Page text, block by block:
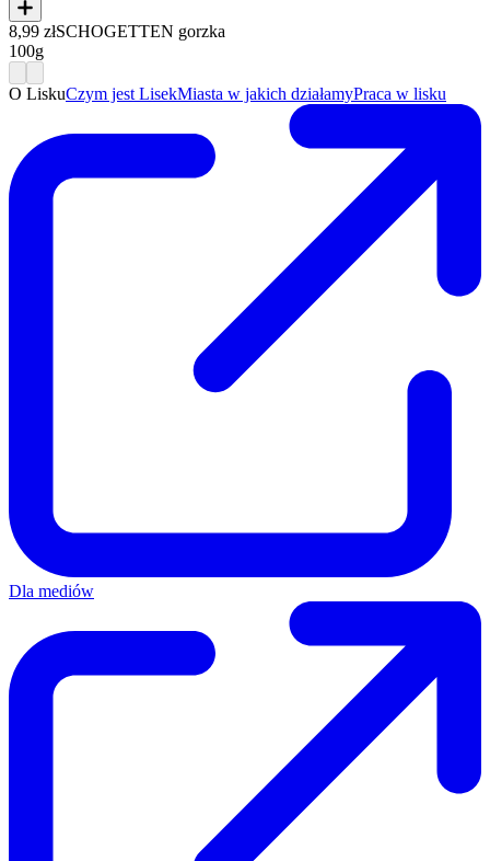
8,99 złSCHOGETTEN gorzka
100g
O LiskuCzym jest LisekMiasta w jakich działamyPraca w lisku
Dla mediów